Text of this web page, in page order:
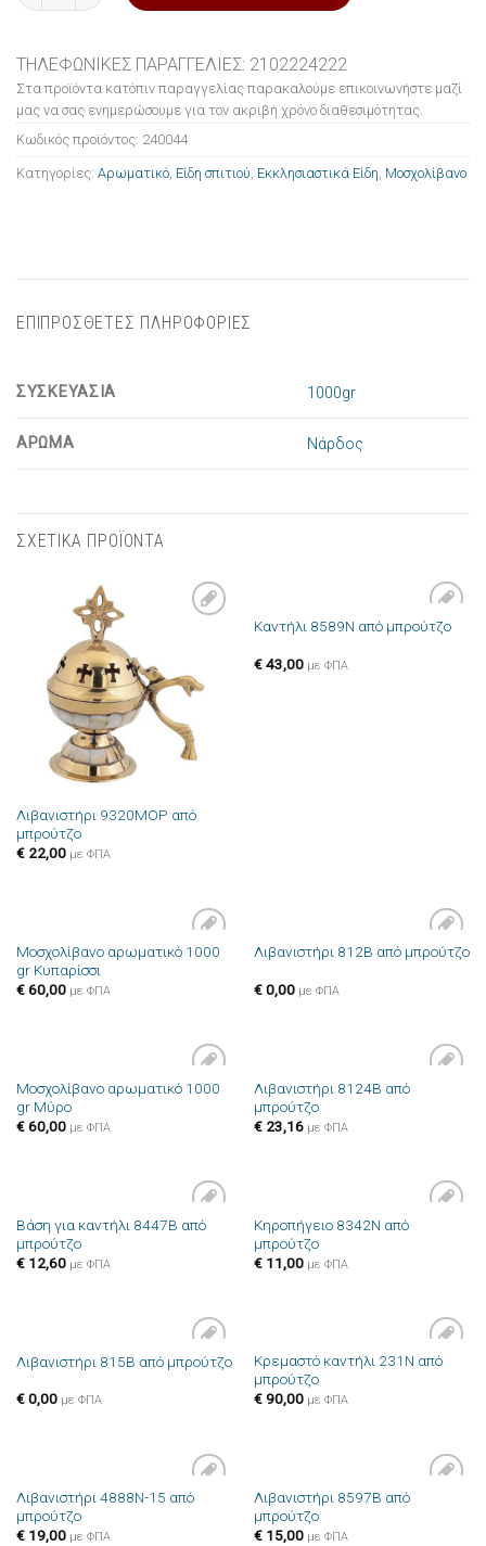
ΤΗΛΕΦΩΝΙΚΕΣ ΠΑΡΑΓΓΕΛΙΕΣ: 2102224222
Στα προϊόντα κατόπιν παραγγελίας παρακαλούμε επικοινωνήστε μαζί
μας να σας ενημερώσουμε για τον ακριβή χρόνο διαθεσιμότητας.
Κωδικός προϊόντος: 240044
Κατηγορίες: Αρωματικό Είδη σπιτιού Εκκλησιαστικά Είδη Μοσχολίβανο
ΕΠΙΠΡΟΣΘΕΤΕΣ ΠΛΗΡΟΦΟΡΙΕΣ
ΣΥΣΚΕΥΑΣΙΑ 1000gr
ΑΡΩΜΑ Νάρδος
ΣΧΕΤΙΚΑ ΠΡΟΪΟΝΤΑ
Λιβανιστήρι 9320MOP από
μπρούτζο
€22,00 με ΦΠΑ
Πρόσθήκη
Καντήλι 8589N από μπρούτζο
€43,00 με ΦΠΑ
Πρόσθήκη
Μοσχολίβανο αρωματικό 1000
gr Κυπαρίσσι
€60,00 με ΦΠΑ
Πρόσθήκη
Λιβανιστήρι 812B από μπρούτζο
€0,00 με ΦΠΑ
Πρόσθήκη
Μοσχολίβανο αρωματικό 1000
gr Μύρο
€60,00 με ΦΠΑ
Πρόσθήκη
Λιβανιστήρι 8124B από
μπρούτζο
€23,16 με ΦΠΑ
Πρόσθήκη
Βάση για καντήλι 8447B από
μπρούτζο
€12,60 με ΦΠΑ
Πρόσθήκη
Κηροπήγειο 8342N από
μπρούτζο
€11,00 με ΦΠΑ
Πρόσθήκη
Λιβανιστήρι 815B από μπρούτζο
€0,00 με ΦΠΑ
Πρόσθήκη
Κρεμαστό καντήλι 231N από
μπρούτζο
€90,00 με ΦΠΑ
Πρόσθήκη
Λιβανιστήρι 4888N-15 από
μπρούτζο
€19,00 με ΦΠΑ
Πρόσθήκη
Λιβανιστήρι 8597B από
μπρούτζο
€15,00 με ΦΠΑ